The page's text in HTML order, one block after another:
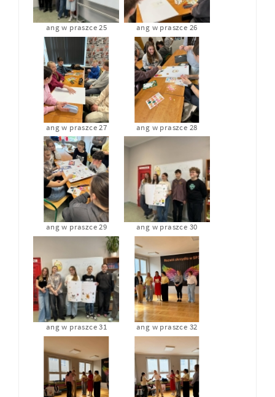
ang w praszce 25 ang w praszce 26
ang w praszce 27 ang w praszce 28
ang w praszce 29 ang w praszce 30
ang w praszce 31 ang w praszce 32